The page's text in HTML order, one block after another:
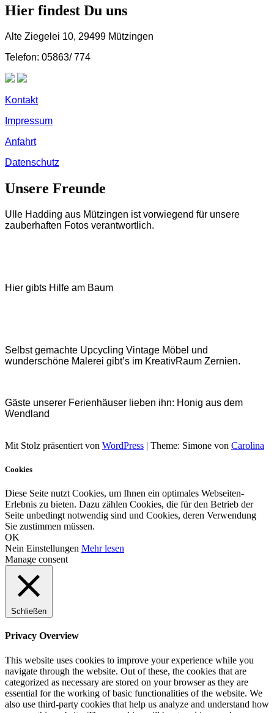
Hier findest Du uns
Alte Ziegelei 10, 29499 Mützingen
Telefon: 05863/ 774
Kontakt
Impressum
Anfahrt
Datenschutz
Unsere Freunde
Ulle Hadding aus Mützingen ist vorwiegend für unsere
zauberhaften Fotos verantwortlich.
Hier gibts Hilfe am Baum
Selbst gemachte Upcycling Vintage Möbel und
wunderschöne Malerei gibt’s im KreativRaum Zernien.
Gäste unserer Ferienhäuser lieben ihn: Honig aus dem
Wendland
Mit Stolz präsentiert von WordPress | Theme: Simone von Carolina
Cookies
Diese Seite nutzt Cookies, um Ihnen ein optimales Webseiten-
Erlebnis zu bieten. Dazu zählen Cookies, die für den Betrieb der
Seite unbedingt notwendig sind und Cookies, deren Verwendung
Sie zustimmen müssen.
OK
Nein Einstellungen Mehr lesen
Manage consent
Schließen
Privacy Overview
This website uses cookies to improve your experience while you
navigate through the website. Out of these, the cookies that are
categorized as necessary are stored on your browser as they are
essential for the working of basic functionalities of the website. We
also use third-party cookies that help us analyze and understand how